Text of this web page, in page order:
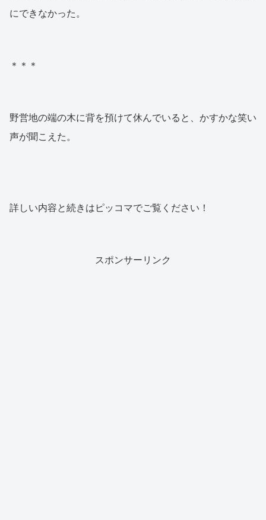
にできなかった。
＊＊＊
野営地の端の木に背を預けて休んでいると、かすかな笑い
声が聞こえた。
詳しい内容と続きはピッコマでご覧ください！
スポンサーリンク